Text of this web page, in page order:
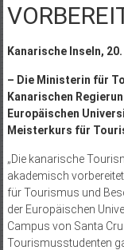
Kanarische Inseln,
– Die Ministerin für
Kanarischen
Europäischen
Meisterkurs für
„Die kanarische
akademisch
für Tourismus und
der Europäischen
Campus von Santa
Tourismusstudenten